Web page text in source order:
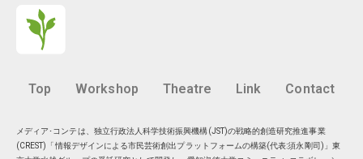
Top Workshop Theatre Link Contact
メディア･コンテは、独立行政法人科学技術振興機構(JST)の戦略的創造研究推進事業
(CREST)「情報デザインによる市民芸術創出プラットフォームの構築(代表:須永剛司)」東